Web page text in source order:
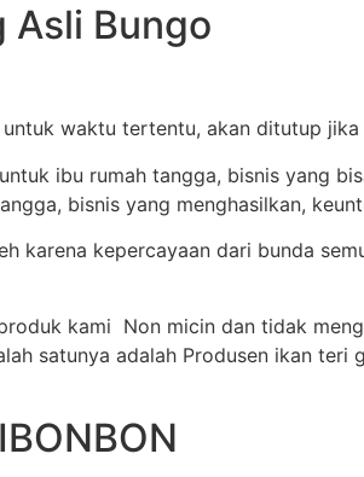
Asli Bungo
waktu tertentu, akan ditutup
karena kepercayaan dari bunda
kami Non micin dan tidak
satunya adalah Produsen ikan teri